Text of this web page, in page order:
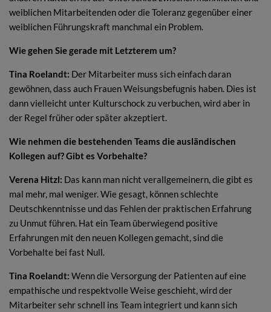
weiblichen Mitarbeitenden oder die Toleranz gegenüber einer
weiblichen Führungskraft manchmal ein Problem.
Wie gehen Sie gerade mit Letzterem um?
Tina Roelandt: Der Mitarbeiter muss sich einfach daran
gewöhnen, dass auch Frauen Weisungsbefugnis haben. Dies ist
dann vielleicht unter Kulturschock zu verbuchen, wird aber in
der Regel früher oder später akzeptiert.
Wie nehmen die bestehenden Teams die ausländischen
Kollegen auf? Gibt es Vorbehalte?
Verena Hitzl: Das kann man nicht verallgemeinern, die gibt es
mal mehr, mal weniger. Wie gesagt, können schlechte
Deutschkenntnisse und das Fehlen der praktischen Erfahrung
zu Unmut führen. Hat ein Team überwiegend positive
Erfahrungen mit den neuen Kollegen gemacht, sind die
Vorbehalte bei fast Null.
Tina Roelandt: Wenn die Versorgung der Patienten auf eine
empathische und respektvolle Weise geschieht, wird der
Mitarbeiter sehr schnell ins Team integriert und kann sich